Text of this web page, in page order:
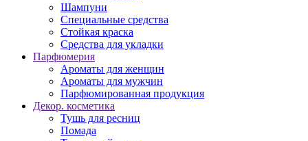
Шампуни
Специальные средства
Стойкая краска
Средства для укладки
Парфюмерия
Ароматы для женщин
Ароматы для мужчин
Парфюмированная продукция
Декор. косметика
Тушь для ресниц
Помада